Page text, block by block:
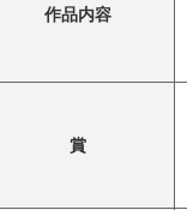
作品内容
賞